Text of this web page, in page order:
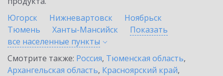
Югорск
Нижневартовск
Ноябрьск
Тюмень
Ханты-Мансийск
Показать
все населенные пункты
Смотрите также: Россия, Тюменская область,
Архангельская область, Красноярский край,